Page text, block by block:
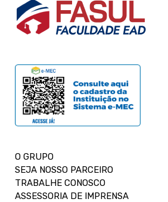
O GRUPO
SEJA NOSSO PARCEIRO
TRABALHE CONOSCO
ASSESSORIA DE IMPRENSA